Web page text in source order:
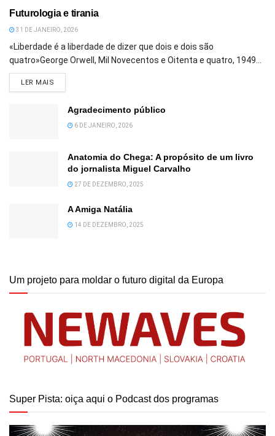
Futurologia e tirania
31 DE JANEIRO, 2026
«Liberdade é a liberdade de dizer que dois e dois são
quatro»George Orwell, Mil Novecentos e Oitenta e quatro, 1949...
LER MAIS
Agradecimento público
6 DE JANEIRO, 2026
Anatomia do Chega: A propósito de um livro
do jornalista Miguel Carvalho
27 DE DEZEMBRO, 2025
A Amiga Natália
14 DE DEZEMBRO, 2025
Um projeto para moldar o futuro digital da Europa
Super Pista: oiça aqui o Podcast dos programas